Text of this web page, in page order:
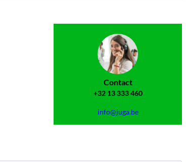
Contact
+32 13 333 460
info@juga.be